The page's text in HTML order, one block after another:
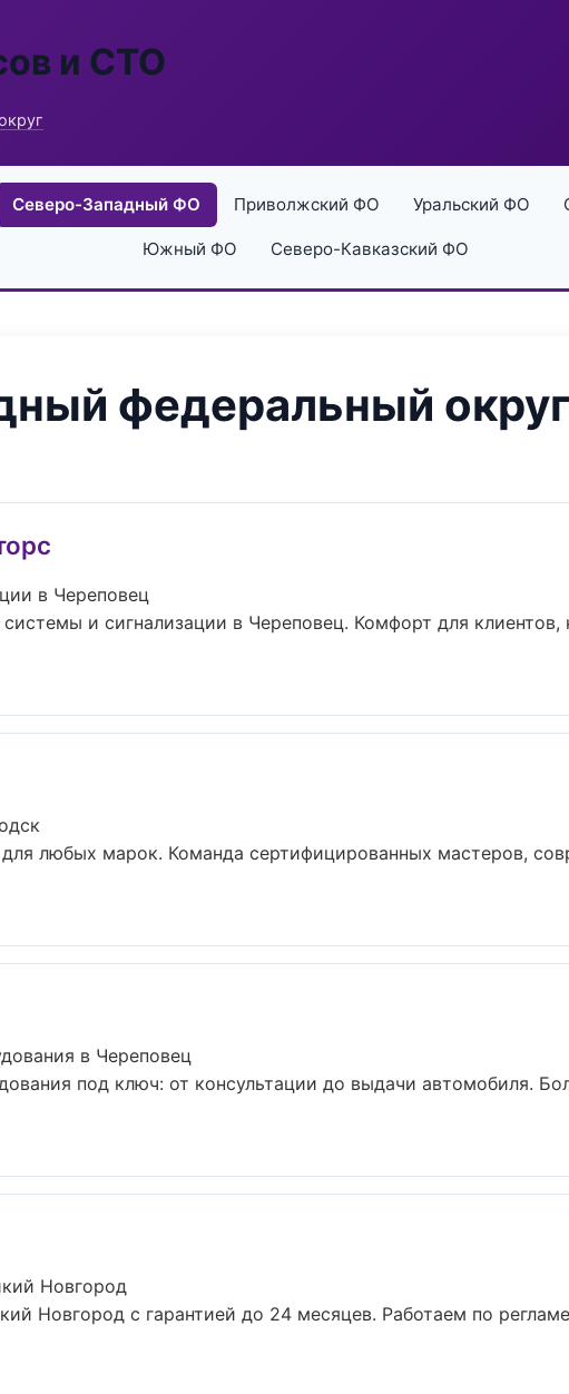
и СТО
Северо-Западный ФО Приволжский ФО Уральский ФО
Южный ФО Северо-Кавказский ФО
федеральный
в Череповец
и сигнализации в Череповец. Комфорт для клиентов,
любых марок. Команда сертифицированных мастеров,
в Череповец
под ключ: от консультации до выдачи автомобиля.
Новгород
Новгород с гарантией до 24 месяцев. Работаем по